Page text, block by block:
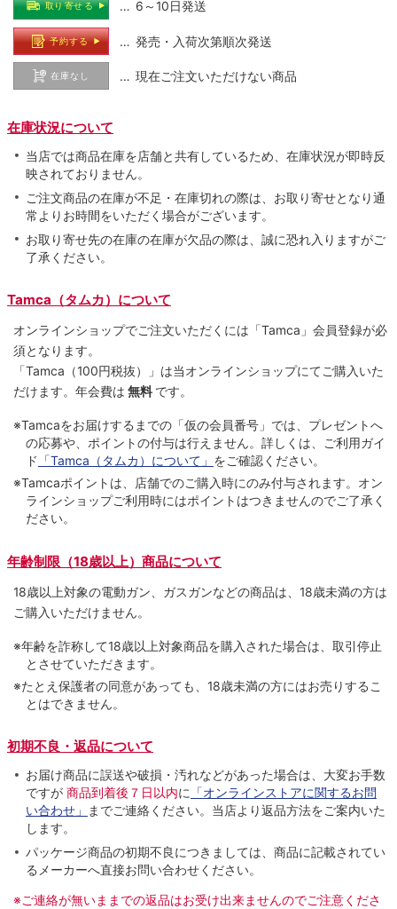
取り寄せる … 6～10日発送
予約する … 発売・入荷次第順次発送
在庫なし … 現在ご注文いただけない商品
在庫状況について
当店では商品在庫を店舗と共有しているため、在庫状況が即時反
映されておりません。
ご注文商品の在庫が不足・在庫切れの際は、お取り寄せとなり通
常よりお時間をいただく場合がございます。
お取り寄せ先の在庫の在庫が欠品の際は、誠に恐れ入りますがご
了承ください。
Tamca（タムカ）について
オンラインショップでご注⽂いただくには「Tamca」会員登録が必
須となります。
「Tamca （100円税抜）
」は当オンラインショップにてご購⼊いた
だけます。 年会費は 無料 です。
※Tamcaをお届けするまでの「仮の会員番号」では、プレゼントへ
の応募や、ポイントの付与は⾏えません。詳しくは、ご利⽤ガイ
ド 「Tamca（タムカ）について」 をご確認ください。
※Tamcaポイントは、店舗でのご購⼊時にのみ付与されます。オン
ラインショップご利用時にはポイントはつきませんのでご了承く
ださい。
年齢制限（18歳以上）商品について
18歳以上対象の電動ガン、ガスガンなどの商品は、18歳未満の方は
ご購入いただけません。
※年齢を詐称して18歳以上対象商品を購入された場合は、取引停止
とさせていただきます。
※たとえ保護者の同意があっても、18歳未満の方にはお売りするこ
とはできません。
初期不良・返品について
お届け商品に誤送や破損・汚れなどがあった場合は、大変お手数
ですが 商品到着後７日以内に 「オンラインストアに関するお問
い合わせ」 までご連絡ください。当店より返品方法をご案内いた
します。
パッケージ商品の初期不良につきましては、商品に記載されてい
るメーカーへ直接お問い合わせください。
※ご連絡が無いままでの返品はお受け出来ませんのでご注意くださ